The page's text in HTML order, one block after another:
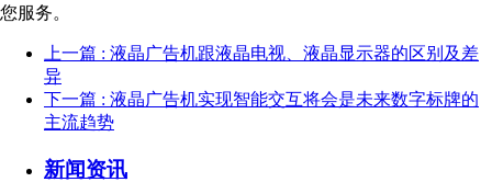
您服务。
上一篇 : 液晶广告机跟液晶电视、液晶显示器的区别及差
异
下一篇 : 液晶广告机实现智能交互将会是未来数字标牌的
主流趋势
新闻资讯